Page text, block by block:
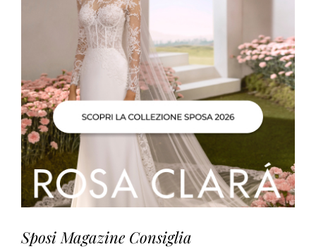
Sposi Magazine Consiglia